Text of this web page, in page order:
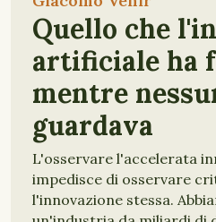
Quello che
artificiale ha
mentre
guardava
L'osservare l'accelerata
impedisce di osservare
l'innovazione stessa.